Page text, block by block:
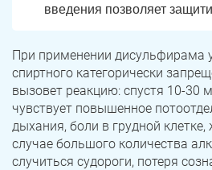
введения позволяет
При применении дисульфирама
спиртного категорически
вызовет реакцию: спустя 10-30
чувствует повышенное
дыхания, боли в грудной
случае большого количества
случиться судороги, потеря